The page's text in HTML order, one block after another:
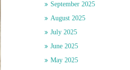
September 2025
August 2025
July 2025
June 2025
May 2025